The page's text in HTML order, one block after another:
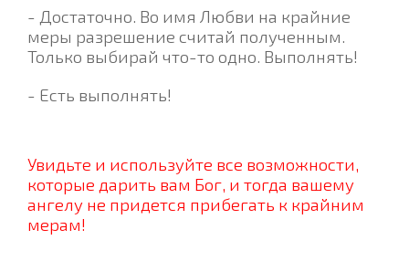
- Достаточно. Во имя Любви на крайние
меры разрешение считай полученным.
Только выбирай что-то одно. Выполнять!
- Есть выполнять!
Увидьте и используйте все возможности,
которые дарить вам Бог, и тогда вашему
ангелу не придется прибегать к крайним
мерам!